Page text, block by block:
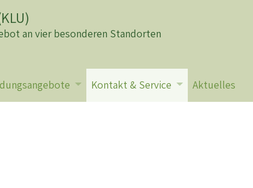
an vier besonderen Standorten
Kontakt & Service
Aktuelles